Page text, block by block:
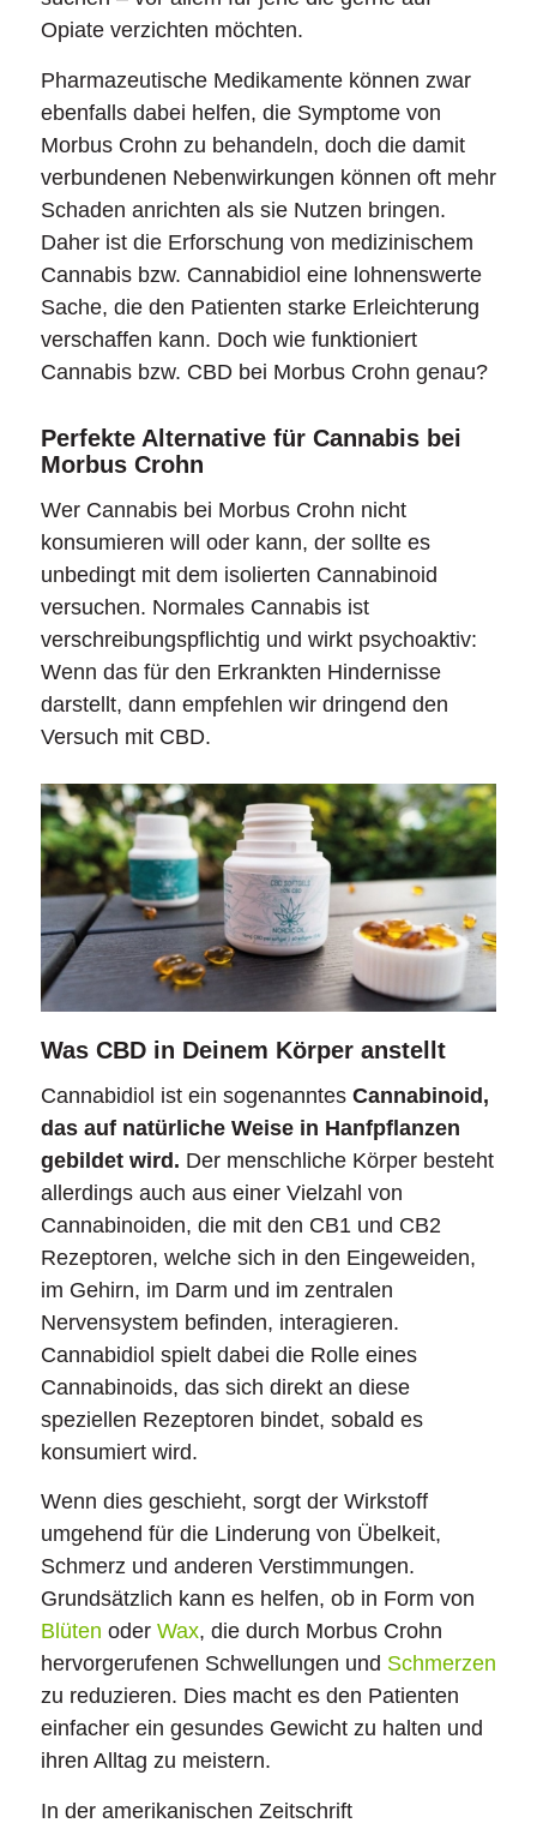
Opiate verzichten möchten.
Pharmazeutische Medikamente können zwar
ebenfalls dabei helfen, die Symptome von
Morbus Crohn zu behandeln, doch die damit
verbundenen Nebenwirkungen können oft mehr
Schaden anrichten als sie Nutzen bringen.
Daher ist die Erforschung von medizinischem
Cannabis bzw. Cannabidiol eine lohnenswerte
Sache, die den Patienten starke Erleichterung
verschaffen kann. Doch wie funktioniert
Cannabis bzw. CBD bei Morbus Crohn genau?
Perfekte Alternative für Cannabis bei
Morbus Crohn
Wer Cannabis bei Morbus Crohn nicht
konsumieren will oder kann, der sollte es
unbedingt mit dem isolierten Cannabinoid
versuchen. Normales Cannabis ist
verschreibungspflichtig und wirkt psychoaktiv:
Wenn das für den Erkrankten Hindernisse
darstellt, dann empfehlen wir dringend den
Versuch mit CBD.
Was CBD in Deinem Körper anstellt
Cannabidiol ist ein sogenanntes Cannabinoid,
das auf natürliche Weise in Hanfpflanzen
gebildet wird. Der menschliche Körper besteht
allerdings auch aus einer Vielzahl von
Cannabinoiden, die mit den CB1 und CB2
Rezeptoren, welche sich in den Eingeweiden,
im Gehirn, im Darm und im zentralen
Nervensystem befinden, interagieren.
Cannabidiol spielt dabei die Rolle eines
Cannabinoids, das sich direkt an diese
speziellen Rezeptoren bindet, sobald es
konsumiert wird.
Wenn dies geschieht, sorgt der Wirkstoff
umgehend für die Linderung von Übelkeit,
Schmerz und anderen Verstimmungen.
Grundsätzlich kann es helfen, ob in Form von
Blüten oder Wax, die durch Morbus Crohn
hervorgerufenen Schwellungen und Schmerzen
zu reduzieren. Dies macht es den Patienten
einfacher ein gesundes Gewicht zu halten und
ihren Alltag zu meistern.
In der amerikanischen Zeitschrift